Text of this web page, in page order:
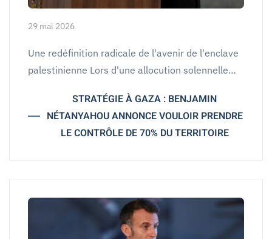
29 mai 2026
Une redéfinition radicale de l'avenir de l'enclave
palestinienne Lors d'une allocution solennelle…
STRATÉGIE À GAZA : BENJAMIN
NÉTANYAHOU ANNONCE VOULOIR PRENDRE
LE CONTRÔLE DE 70% DU TERRITOIRE